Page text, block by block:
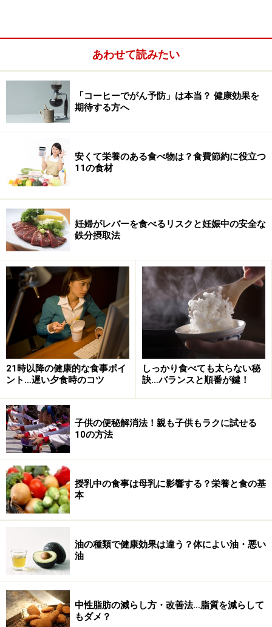
■炭水化物が多い食品
・適量食べよう：米やパンなどの穀類、麺類、果物、牛
乳・乳製品、豆、芋など
・控えめに：お菓子、清涼飲料水、菓子パン、スナック
菓子
たんぱく質が多い食べ物
たんぱく質＝体を作る栄養素
たんぱく質は体を作る栄養素で、体内では古いものと新
しいものが常に入れ替わっています。タンパク質は体の
中で、アミノ酸に分解されます。アミノ酸は、髪、爪、
内臓、筋肉などの主成分でもあり、ホルモンや酵素など
を作るのにも欠かせません。
体で作れない必須アミノ酸があるため、食事から摂取す
る必要があります。特に、ホルモンや酵素に使われるア
ミノ酸の入れ替わりは速く、常に十分な量のタンパク質
を摂取することが大切です。酵素は体内のあらゆる機能
に欠かせず、ホルモンはそれぞれの器官が上手く機能す
るのに不可欠です。
あわせて読みたい
「コーヒーでがん予防」は本当？ 健康効果を
期待する方へ
安くて栄養のある食べ物は？食費節約に役立つ
11の食材
妊婦がレバーを食べるリスクと妊娠中の安全な
鉄分摂取法
21時以降の健康的な食事ポイ
ント…遅い夕食時のコツ
しっかり食べても太らない秘
訣…バランスと順番が鍵！
子供の便秘解消法！親も子供もラクに試せる
10の方法
授乳中の食事は母乳に影響する？栄養と食の基
本
油の種類で健康効果は違う？体によい油・悪い
油
中性脂肪の減らし方・改善法…脂質を減らして
もダメ？